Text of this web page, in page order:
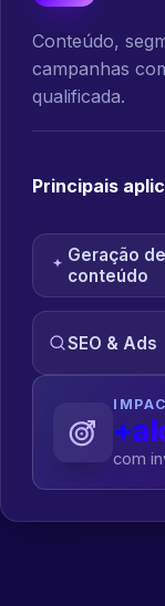
Conteúdo,
campanhas
qualificada.
Principais
Geração de
conteúdo
SEO & Ads
com